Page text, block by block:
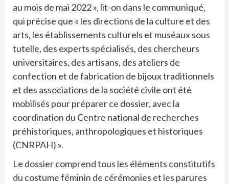
au mois de mai 2022 », lit-on dans le communiqué,
qui précise que « les directions de la culture et des
arts, les établissements culturels et muséaux sous
tutelle, des experts spécialisés, des chercheurs
universitaires, des artisans, des ateliers de
confection et de fabrication de bijoux traditionnels
et des associations de la société civile ont été
mobilisés pour préparer ce dossier, avec la
coordination du Centre national de recherches
préhistoriques, anthropologiques et historiques
(CNRPAH) ».
Le dossier comprend tous les éléments constitutifs
du costume féminin de cérémonies et les parures